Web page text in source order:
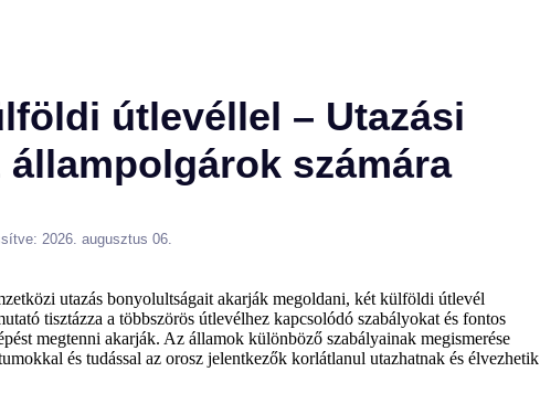
útlevéllel – Utazási
számára
2026. augusztus 06.
utazás bonyolultságait akarják megoldani, két külföldi útlevél
tisztázza a többszörös útlevélhez kapcsolódó szabályokat és fontos
megtenni akarják. Az államok különböző szabályainak megismerése
és tudással az orosz jelentkezők korlátlanul utazhatnak és élvezhetik